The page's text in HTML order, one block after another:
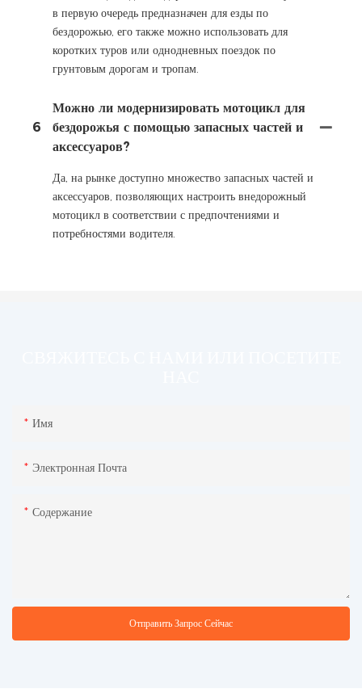
в первую очередь предназначен для езды по
бездорожью, его также можно использовать для
коротких туров или однодневных поездок по
грунтовым дорогам и тропам.
6
Можно ли модернизировать мотоцикл для
бездорожья с помощью запасных частей и
аксессуаров?
Да, на рынке доступно множество запасных частей и
аксессуаров, позволяющих настроить внедорожный
мотоцикл в соответствии с предпочтениями и
потребностями водителя.
Имя
Электронная Почта
Содержание
Отправить Запрос Сейчас